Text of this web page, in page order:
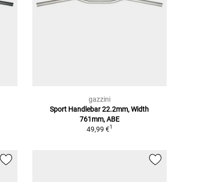
gazzini
Sport Handlebar 22.2mm, Width
761mm, ABE
49,99 €1